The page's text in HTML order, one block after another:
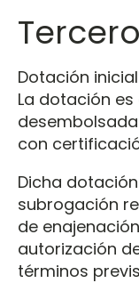
Dotación
La dotación
con
Dicha
subrogación
de
autorización
términos